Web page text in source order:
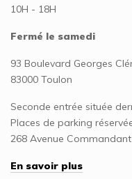
10H - 18H
Fermé le samedi
93 Boulevard Georges
83000 Toulon
Seconde entrée située
Places de parking
268 Avenue
En savoir plus